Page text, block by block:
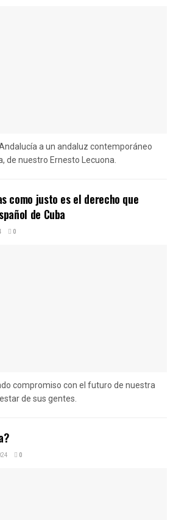
a un andaluz contemporáneo
de nuestro Ernesto Lecuona.
como justo es el derecho que
de Cuba
0
compromiso con el futuro de nuestra
de sus gentes.
0